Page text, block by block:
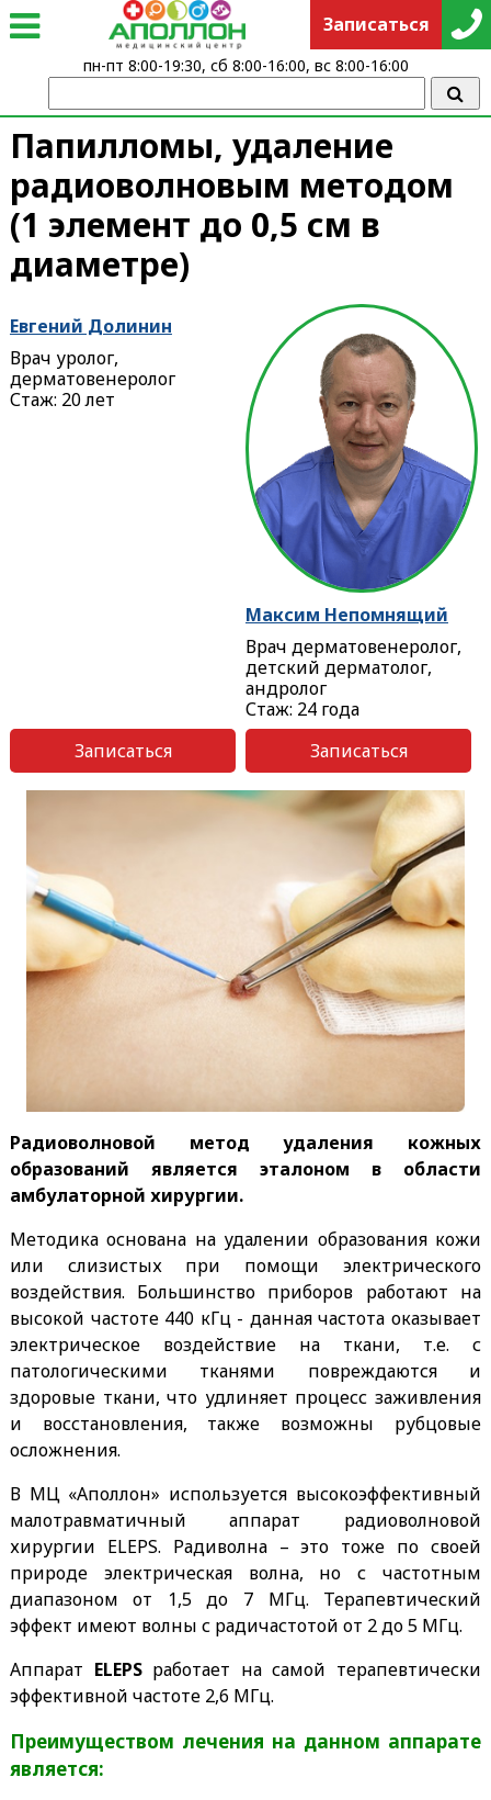
Папилломы, удаление
радиоволновым методом
(1 элемент до 0,5 см в
диаметре)
Евгений Долинин
Врач уролог,
дерматовенеролог
Стаж: 20 лет
Записаться
Максим Непомнящий
Врач дерматовенеролог,
детский дерматолог,
андролог
Стаж: 24 года
Записаться
Радиоволновой метод удаления кожных
образований является эталоном в области
амбулаторной хирургии.
Методика основана на удалении образования кожи
или слизистых при помощи электрического
воздействия. Большинство приборов работают на
высокой частоте 440 кГц - данная частота оказывает
электрическое воздействие на ткани, т.е. с
патологическими тканями повреждаются и
здоровые ткани, что удлиняет процесс заживления
и восстановления, также возможны рубцовые
осложнения.
В МЦ «Аполлон» используется высокоэффективный
малотравматичный аппарат радиоволновой
хирургии ELEPS. Радиволна – это тоже по своей
природе электрическая волна, но с частотным
диапазоном от 1,5 до 7 МГц. Терапевтический
эффект имеют волны с радичастотой от 2 до 5 МГц.
Аппарат ELEPSработает на самой терапевтически
эффективной частоте 2,6 МГц.
Преимуществом лечения на данном аппарате
является:
Записаться
пн-пт 8:00-19:30, сб 8:00-16:00, вс 8:00-16:00